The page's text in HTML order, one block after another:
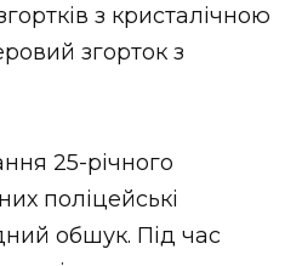
з кристалічною
згорток з
25-річного
поліцейські
обшук. Під час